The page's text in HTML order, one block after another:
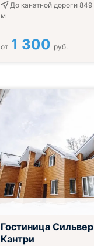
До канатной дороги 849
м
от 1 300 руб.
Гостиница Сильвер
Кантри